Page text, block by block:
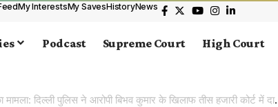
My InterestsMy SavesHistoryNews
Podcast Supreme Court High Court
दिल्ली पुलिस ने आरोपी बिभव कुमार के खिलाफ तीस हजारी कोर्ट में दाखिल की चार्टशीट